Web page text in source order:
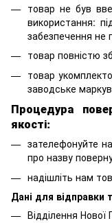
товар не був
використання:
забезпечення не
товар повністю
товар
заводське
Процедура
якості:
зателефонуйте
про назву
надішліть нам
Дані для відправки
Відділення